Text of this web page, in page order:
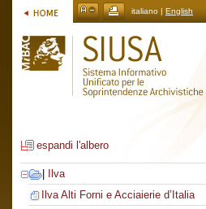
italiano | English
espandi l'albero
Ilva
Ilva Alti Forni e Acciaierie d’Italia